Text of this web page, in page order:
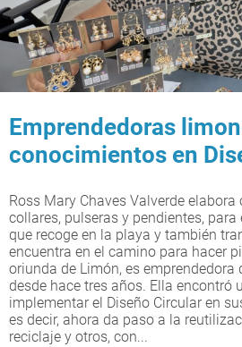
Emprendedoras
conocimientos en
Ross Mary Chaves Valverde
collares, pulseras y pendientes,
que recoge en la playa y también
encuentra en el camino para hacer
oriunda de Limón, es emprendedora
desde hace tres años. Ella encontró
implementar el Diseño Circular en
es decir, ahora da paso a la
reciclaje y otros, con...